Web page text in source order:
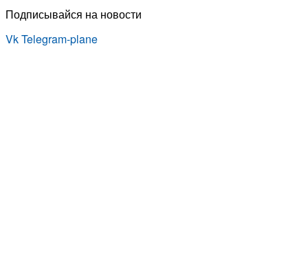
Подписывайся на новости
VkTelegram-plane